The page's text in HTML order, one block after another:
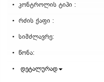
კონტროლის ტიპი :
რძის ქაფი :
სიმძლავრე:
წონა:
დეტალურად